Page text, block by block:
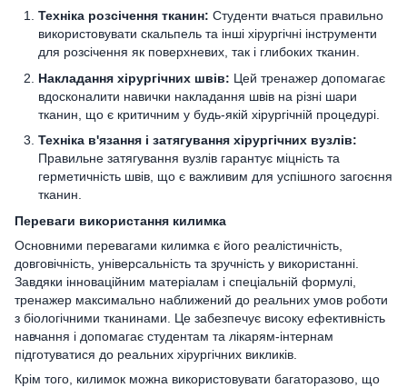
Техніка розсічення тканин: Студенти вчаться правильно
використовувати скальпель та інші хірургічні інструменти
для розсічення як поверхневих, так і глибоких тканин.
Накладання хірургічних швів: Цей тренажер допомагає
вдосконалити навички накладання швів на різні шари
тканин, що є критичним у будь-якій хірургічній процедурі.
Техніка в'язання і затягування хірургічних вузлів:
Правильне затягування вузлів гарантує міцність та
герметичність швів, що є важливим для успішного загоєння
тканин.
Переваги використання килимка
Основними перевагами килимка є його реалістичність,
довговічність, універсальність та зручність у використанні.
Завдяки інноваційним матеріалам і спеціальній формулі,
тренажер максимально наближений до реальних умов роботи
з біологічними тканинами. Це забезпечує високу ефективність
навчання і допомагає студентам та лікарям-інтернам
підготуватися до реальних хірургічних викликів.
Крім того, килимок можна використовувати багаторазово, що